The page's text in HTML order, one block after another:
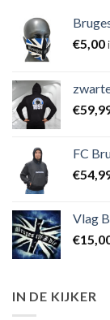
€5,00
€
FC
€
Vlag
€
IN DE KIJKER